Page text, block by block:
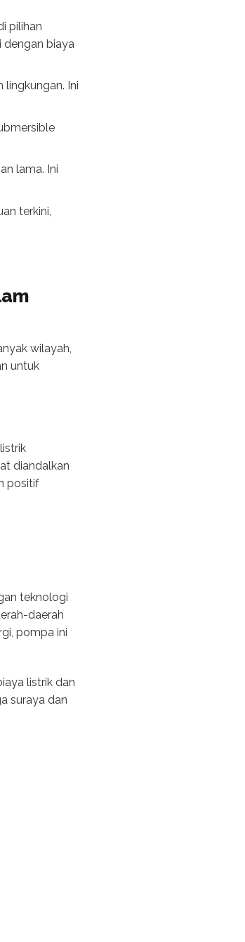
pilihan
dengan biaya
Ini
lama. Ini
terkini,
wilayah,
untuk
diandalkan
positif
teknologi
daerah
pompa ini
listrik dan
suraya dan